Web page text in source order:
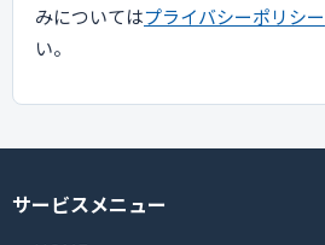
みについてはプライバシーポリシー
い。
サービスメニュー